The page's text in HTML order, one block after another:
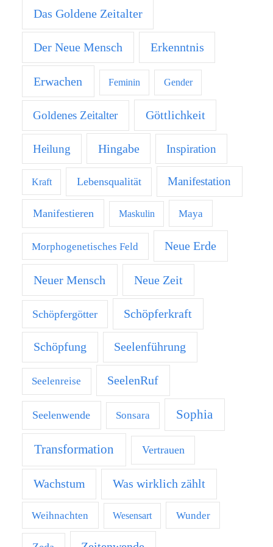
Das Goldene Zeitalter
Der Neue Mensch Erkenntnis
Erwachen Feminin Gender
Goldenes Zeitalter Göttlichkeit
Heilung Hingabe Inspiration
Kraft Lebensqualität Manifestation
Manifestieren Maskulin Maya
Morphogenetisches Feld Neue Erde
Neuer Mensch Neue Zeit
Schöpfergötter Schöpferkraft
Schöpfung Seelenführung
Seelenreise SeelenRuf
Seelenwende Sonsara Sophia
Transformation Vertrauen
Wachstum Was wirklich zählt
Weihnachten Wesensart Wunder